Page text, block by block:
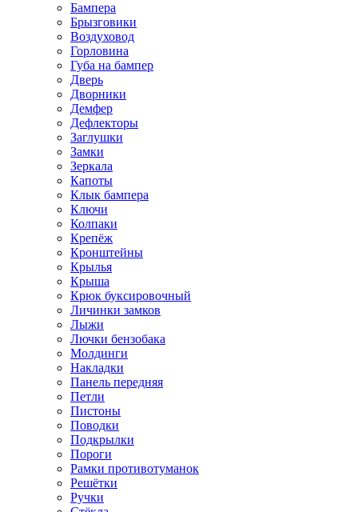
Бампера
Брызговики
Воздуховод
Горловина
Губа на бампер
Дверь
Дворники
Демфер
Дефлекторы
Заглушки
Замки
Зеркала
Капоты
Клык бампера
Ключи
Колпаки
Крепёж
Кронштейны
Крылья
Крыша
Крюк буксировочный
Личинки замков
Лыжи
Лючки бензобака
Молдинги
Накладки
Панель передняя
Петли
Пистоны
Поводки
Подкрылки
Пороги
Рамки противотуманок
Решётки
Ручки